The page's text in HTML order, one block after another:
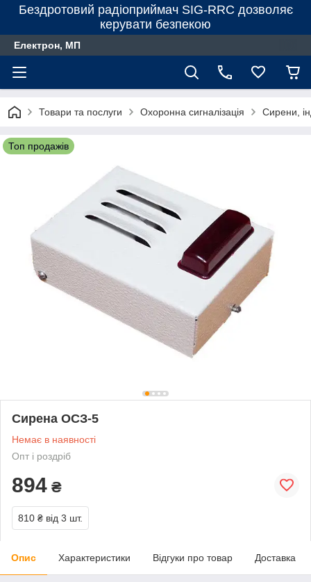
Бездротовий радіоприймач SIG-RRC дозволяє
керувати безпекою
Електрон, МП
Товари та послуги Охоронна сигналізація Сирени,
Топ продажів
Сирена ОСЗ-5
Немає в наявності
Опт і роздріб
894 ₴
810 ₴ від 3 шт.
Опис Характеристики Відгуки про товар Доставка